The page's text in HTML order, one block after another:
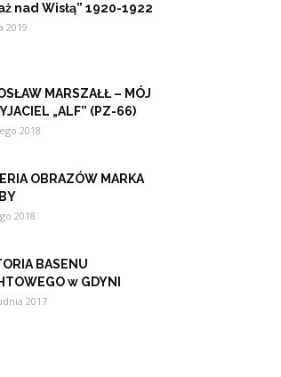
nad Wisłą” 1920-1922
2019
MARSZAŁŁ – MÓJ
„ALF” (PZ-66)
2018
OBRAZÓW MARKA
2018
BASENU
w GDYNI
2017